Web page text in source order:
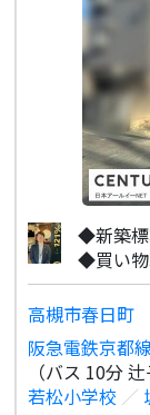
◆新築標
◆買い物
高槻市春日町
阪急電鉄京都
（バス 10分
若松小学校 ／